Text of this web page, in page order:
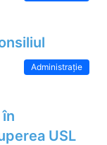
Administrație
USL